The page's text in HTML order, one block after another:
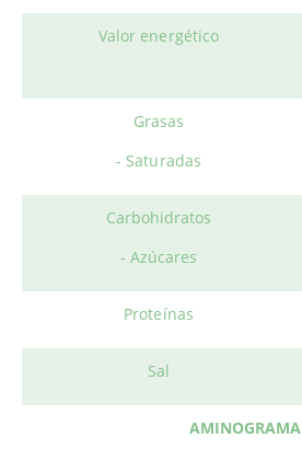
Valor energético
Grasas
- Saturadas
Carbohidratos
- Azúcares
Proteínas
Sal
AMINOGRAMA